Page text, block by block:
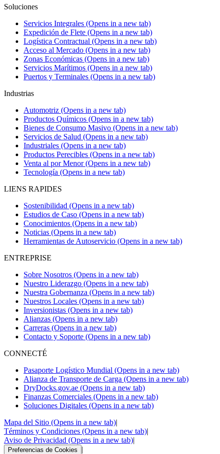
Soluciones
Servicios Integrales (Opens in a new tab)
Expedición de Flete (Opens in a new tab)
Logística Contractual (Opens in a new tab)
Acceso al Mercado (Opens in a new tab)
Zonas Económicas (Opens in a new tab)
Servicios Marítimos (Opens in a new tab)
Puertos y Terminales (Opens in a new tab)
Industrias
Automotriz (Opens in a new tab)
Productos Químicos (Opens in a new tab)
Bienes de Consumo Masivo (Opens in a new tab)
Servicios de Salud (Opens in a new tab)
Industriales (Opens in a new tab)
Productos Perecibles (Opens in a new tab)
Venta al por Menor(Opens in a new tab)
Tecnología (Opens in a new tab)
LIENS RAPIDES
Sostenibilidad (Opens in a new tab)
Estudios de Caso (Opens in a new tab)
Conocimientos (Opens in a new tab)
Noticias (Opens in a new tab)
Herramientas de Autoservicio (Opens in a new tab)
ENTREPRISE
Sobre Nosotros (Opens in a new tab)
Nuestro Liderazgo (Opens in a new tab)
Nuestra Gobernanza (Opens in a new tab)
Nuestros Locales (Opens in a new tab)
Inversionistas (Opens in a new tab)
Alianzas (Opens in a new tab)
Carreras (Opens in a new tab)
Contacto y Soporte (Opens in a new tab)
CONNECTÉ
Pasaporte Logístico Mundial (Opens in a new tab)
Alianza de Transporte de Carga (Opens in a new tab)
DryDocks.gov.ae (Opens in a new tab)
Finanzas Comerciales (Opens in a new tab)
Soluciones Digitales (Opens in a new tab)
Mapa del Sitio (Opens in a new tab)|
Términos y Condiciones (Opens in a new tab)|
Aviso de Privacidad (Opens in a new tab)|
Preferencias de Cookies |